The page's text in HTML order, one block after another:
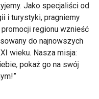
Jako specjaliści od
i turystyki, pragniemy
regionu wznieść
do najnowszych
wieku. Nasza misja:
pokaż go na swój